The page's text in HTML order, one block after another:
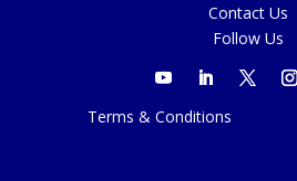
Contact Us
Follow Us
Terms & Conditions